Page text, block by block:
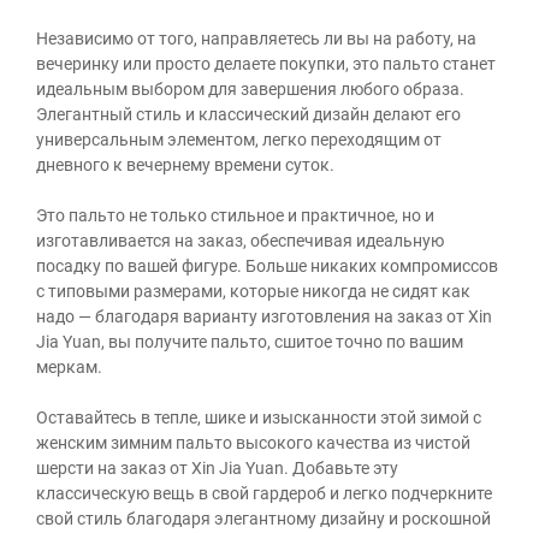
Независимо от того, направляетесь ли вы на работу, на
вечеринку или просто делаете покупки, это пальто станет
идеальным выбором для завершения любого образа.
Элегантный стиль и классический дизайн делают его
универсальным элементом, легко переходящим от
дневного к вечернему времени суток.
Это пальто не только стильное и практичное, но и
изготавливается на заказ, обеспечивая идеальную
посадку по вашей фигуре. Больше никаких компромиссов
с типовыми размерами, которые никогда не сидят как
надо — благодаря варианту изготовления на заказ от Xin
Jia Yuan, вы получите пальто, сшитое точно по вашим
меркам.
Оставайтесь в тепле, шике и изысканности этой зимой с
женским зимним пальто высокого качества из чистой
шерсти на заказ от Xin Jia Yuan. Добавьте эту
классическую вещь в свой гардероб и легко подчеркните
свой стиль благодаря элегантному дизайну и роскошной